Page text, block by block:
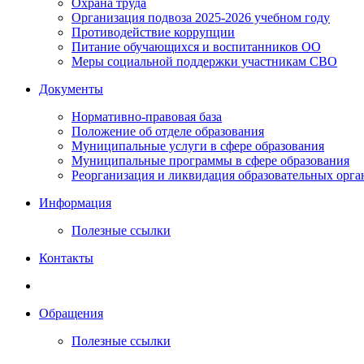
Организация подвоза 2025-2026 учебном году
Противодействие коррупции
Питание обучающихся и воспитанников ОО
Меры социальной поддержки участникам СВО
Документы
Нормативно-правовая база
Положение об отделе образования
Муниципальные услуги в сфере образования
Муниципальные программы в сфере образования
Реорганизация и ликвидация образовательных
Информация
Полезные ссылки
Контакты
Обращения
Полезные ссылки